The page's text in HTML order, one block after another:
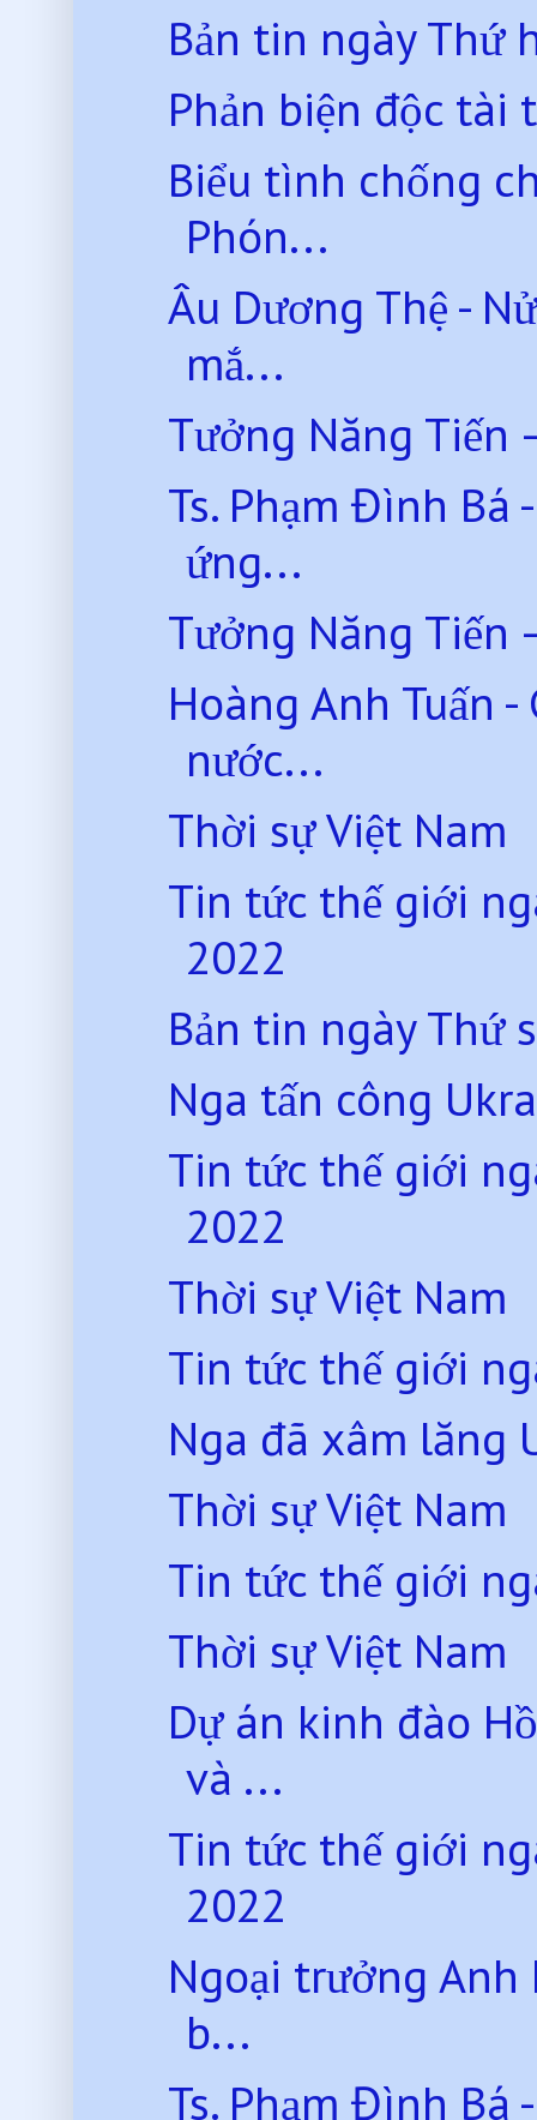
Bản tin ngày Thứ
Phản biện độc
Biểu tình chống
Phón...
Âu Dương Thệ -
mắ...
Tưởng Năng Tiến
Ts. Phạm Đình Bá
ứng...
Tưởng Năng Tiến
Hoàng Anh Tuấn
nước...
Thời sự Việt Nam
Tin tức thế giới
2022
Bản tin ngày Thứ
Nga tấn công
Tin tức thế giới
2022
Thời sự Việt Nam
Tin tức thế giới
Nga đã xâm lăng
Thời sự Việt Nam
Tin tức thế giới
Thời sự Việt Nam
Dự án kinh đào
và ...
Tin tức thế giới
2022
Ngoại trưởng Anh
b...
Ts. Phạm Đình